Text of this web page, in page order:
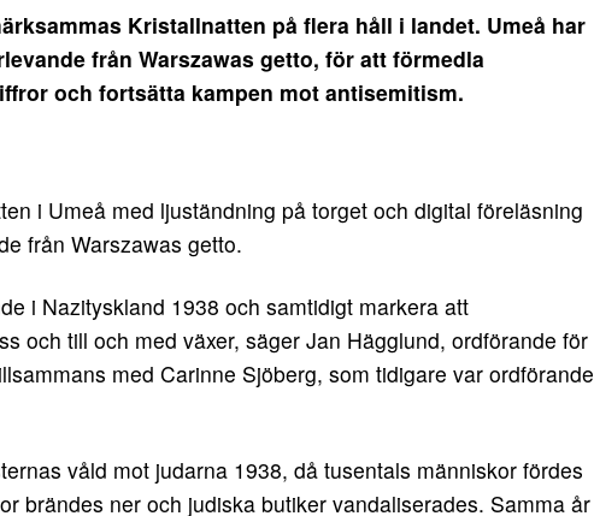
Kristallnatten på flera håll i landet. Umeå har
från Warszawas getto, för att förmedla
och fortsätta kampen mot antisemitism.
i Umeå med ljuständning på torget och digital föreläsning
från Warszawas getto.
i Nazityskland 1938 och samtidigt markera att
och till och med växer, säger Jan Hägglund, ordförande för
med Carinne Sjöberg, som tidigare var ordförande
våld mot judarna 1938, då tusentals människor fördes
brändes ner och judiska butiker vandaliserades. Samma år